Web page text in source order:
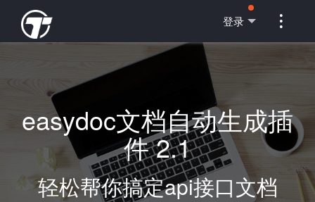
登录 
easydoc文档自动生成插
件 2.1
轻松帮你搞定api接口文档